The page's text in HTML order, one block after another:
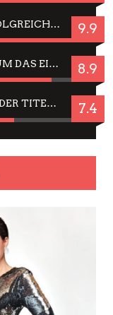
JELLYFISH HAMBURG: DAS ERFOLGREICHE SOMMER-MENÜ 2025 IN GEFÜHLEN UND BILDERN 9.9
CÉSAR FÜR JIM CARREY? WARUM DAS EINER DER NERVIGSTEN ACTORS IST UND BLEIBT 8.9
JING JING: IN-THAI RÄUMT WIEDER TITEL AB – EIN ZWEI-STUNDEN-ERLEBNISBERICHT 7.4